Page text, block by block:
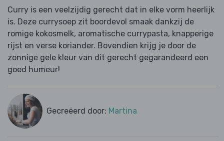
Curry is een veelzijdig gerecht dat in elke vorm heerlijk
is. Deze currysoep zit boordevol smaak dankzij de
romige kokosmelk, aromatische currypasta, knapperige
rijst en verse koriander. Bovendien krijg je door de
zonnige gele kleur van dit gerecht gegarandeerd een
goed humeur!
Gecreëerd door: Martina